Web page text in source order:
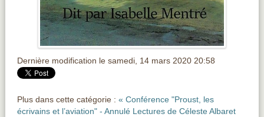
Dernière modification le samedi, 14 mars 2020 20:58
Plus dans cette catégorie : « Conférence "Proust, les
écrivains et l’aviation" - Annulé Lectures de Céleste Albaret